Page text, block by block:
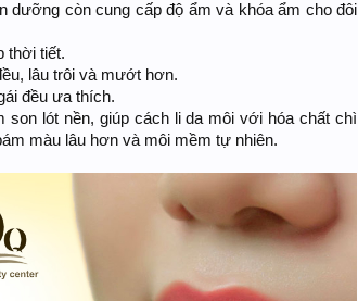
dưỡng còn cung cấp độ ẩm và khóa ẩm cho đôi
thời tiết.
lâu trôi và mướt hơn.
đều ưa thích.
lót nền, giúp cách li da môi với hóa chất chì
màu lâu hơn và môi mềm tự nhiên.